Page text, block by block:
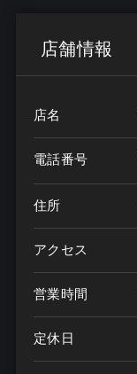
店舗情報
店名
電話番号
住所
アクセス
営業時間
定休日